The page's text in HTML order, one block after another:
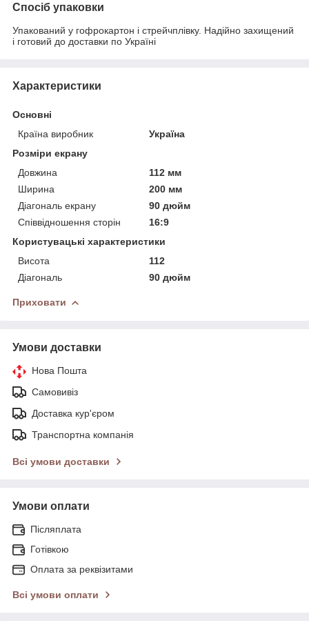
Спосіб упаковки
Упакований у гофрокартон і стрейчплівку. Надійно захищений
і готовий до доставки по Україні
Характеристики
Основні
Країна виробник
Україна
Розміри екрану
Довжина
112 мм
Ширина
200 мм
Діагональ екрану
90 дюйм
Співвідношення сторін
16:9
Користувацькі характеристики
Висота
112
Діагональ
90 дюйм
Приховати
Умови доставки
Нова Пошта
Самовивіз
Доставка кур'єром
Транспортна компанія
Всі умови доставки
Умови оплати
Післяплата
Готівкою
Оплата за реквізитами
Всі умови оплати